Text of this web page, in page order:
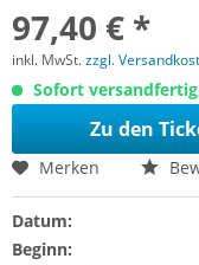
97,40 € *
inkl. MwSt.zzgl.
Sofort
Zu den
Merken
Datum:
Beginn: